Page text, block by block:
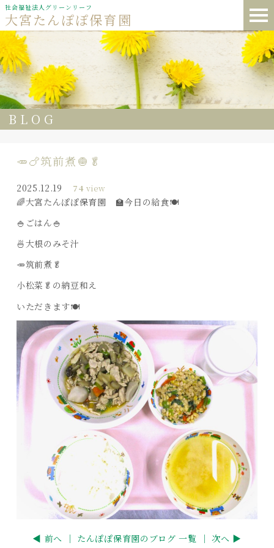
社会福祉法人グリーンリーフ
大宮たんぽぽ保育園
BLOG
🥕🍗筑前煮🧅🥬
2025.12.19 74 view
🌈大宮たんぽぽ保育園 🏫今日の給食🍽️
🍚ごはん🍚
🍜大根のみそ汁
🥕筑前煮🥬
小松菜🥬の納豆和え
いただきます🍽️
◀ 前へ ｜ たんぽぽ保育園のブログ 一覧 ｜ 次へ ▶